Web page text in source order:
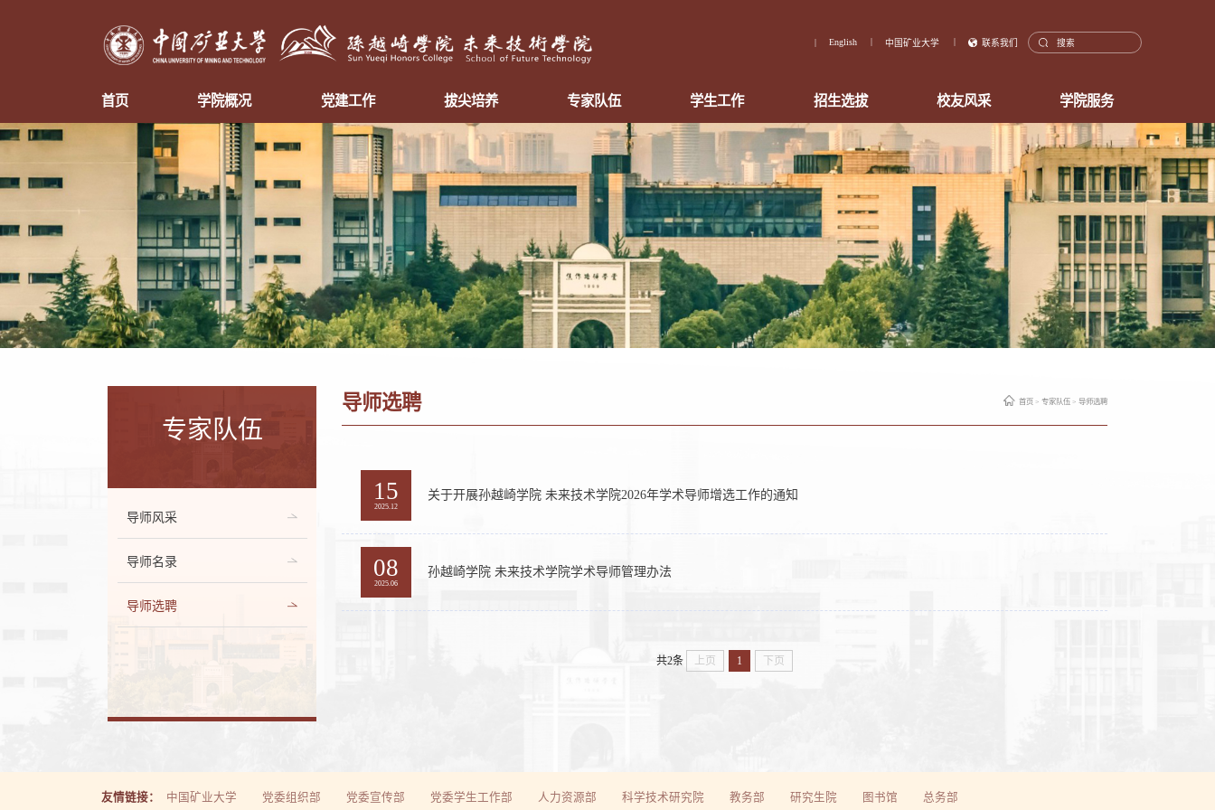
English 中国矿业大学 联系我们
首页 学院概况 党建工作 拔尖培养 专家队伍 学生工作 招生选拔 校友风采 学院服务
专家队伍
导师风采
导师名录
导师选聘
导师选聘 首页 > 专家队伍 > 导师选聘
15
2025.12
关于开展孙越崎学院 未来技术学院2026年学术导师增选工作的通知
08
2025.06
孙越崎学院 未来技术学院学术导师管理办法
共2条 上页 1 下页
友情链接： 中国矿业大学 党委组织部 党委宣传部 党委学生工作部 人力资源部 科学技术研究院 教务部 研究生院 图书馆 总务部